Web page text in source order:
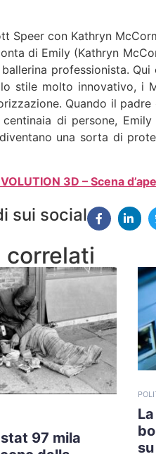
Speer con Kathryn
di Emily (Kathryn
professionista.
stile molto innovativo, i
Quando il
di persone,
una sorta di
3D – Scena
sui social
97 mila